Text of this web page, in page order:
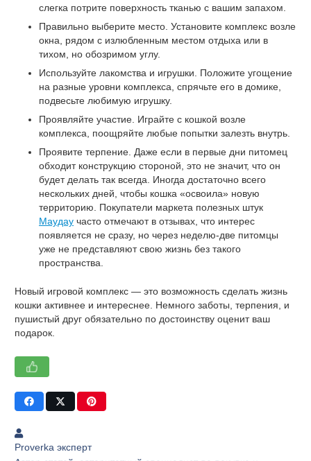
слегка потрите поверхность тканью с вашим запахом.
Правильно выберите место. Установите комплекс возле
окна, рядом с излюбленным местом отдыха или в
тихом, но обозримом углу.
Используйте лакомства и игрушки. Положите угощение
на разные уровни комплекса, спрячьте его в домике,
подвесьте любимую игрушку.
Проявляйте участие. Играйте с кошкой возле
комплекса, поощряйте любые попытки залезть внутрь.
Проявите терпение. Даже если в первые дни питомец
обходит конструкцию стороной, это не значит, что он
будет делать так всегда. Иногда достаточно всего
нескольких дней, чтобы кошка «освоила» новую
территорию. Покупатели маркета полезных штук
Маудау часто отмечают в отзывах, что интерес
появляется не сразу, но через неделю-две питомцы
уже не представляют свою жизнь без такого
пространства.
Новый игровой комплекс — это возможность сделать жизнь
кошки активнее и интереснее. Немного заботы, терпения, и
пушистый друг обязательно по достоинству оценит ваш
подарок.
Proverka эксперт